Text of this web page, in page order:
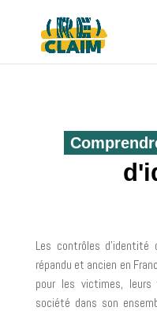
Les contrôles d’identité
répandu et ancien en
pour les victimes,
société dans son